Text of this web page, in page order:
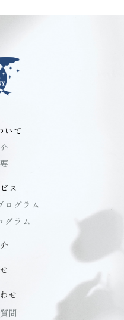
いて
ス
ログラム
グラム
せ
問